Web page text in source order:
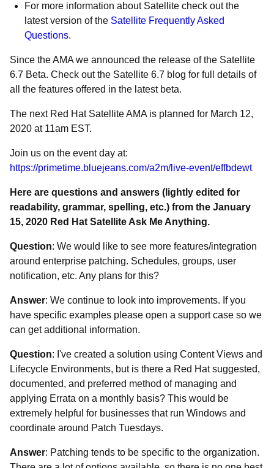
For more information about Satellite check out the
latest version of the Satellite Frequently Asked
Questions.
Since the AMA we announced the release of the Satellite
6.7 Beta. Check out the Satellite 6.7 blog for full details of
all the features offered in the latest beta.
The next Red Hat Satellite AMA is planned for March 12,
2020 at 11am EST.
Join us on the event day at:
https://primetime.bluejeans.com/a2m/live-event/effbdewt
Here are questions and answers (lightly edited for
readability, grammar, spelling, etc.) from the January
15, 2020 Red Hat Satellite Ask Me Anything.
Question: We would like to see more features/integration
around enterprise patching. Schedules, groups, user
notification, etc. Any plans for this?
Answer: We continue to look into improvements. If you
have specific examples please open a support case so we
can get additional information.
Question: I've created a solution using Content Views and
Lifecycle Environments, but is there a Red Hat suggested,
documented, and preferred method of managing and
applying Errata on a monthly basis? This would be
extremely helpful for businesses that run Windows and
coordinate around Patch Tuesdays.
Answer: Patching tends to be specific to the organization.